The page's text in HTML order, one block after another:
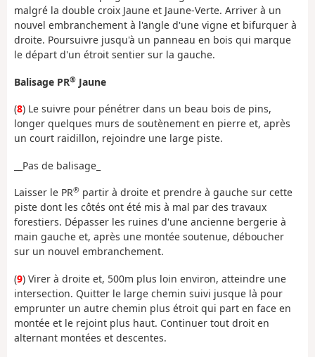
malgré la double croix Jaune et Jaune-Verte. Arriver à un
nouvel embranchement à l'angle d'une vigne et bifurquer à
droite. Poursuivre jusqu'à un panneau en bois qui marque
le départ d'un étroit sentier sur la gauche.
Balisage PR® Jaune
(8) Le suivre pour pénétrer dans un beau bois de pins,
longer quelques murs de soutènement en pierre et, après
un court raidillon, rejoindre une large piste.
__Pas de balisage_
Laisser le PR® partir à droite et prendre à gauche sur cette
piste dont les côtés ont été mis à mal par des travaux
forestiers. Dépasser les ruines d'une ancienne bergerie à
main gauche et, après une montée soutenue, déboucher
sur un nouvel embranchement.
(9) Virer à droite et, 500m plus loin environ, atteindre une
intersection. Quitter le large chemin suivi jusque là pour
emprunter un autre chemin plus étroit qui part en face en
montée et le rejoint plus haut. Continuer tout droit en
alternant montées et descentes.